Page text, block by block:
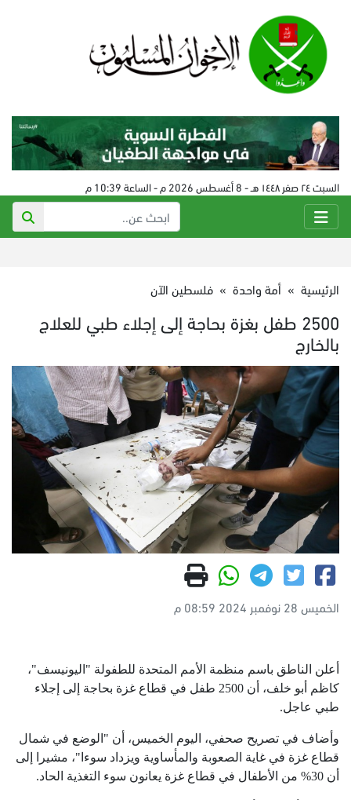
السبت ٢٤ صفر ١٤٤٨ هـ - 8 أغسطس 2026 م - الساعة 10:39 م
الرئيسية » أمة واحدة » فلسطين الآن
2500 طفل بغزة بحاجة إلى إجلاء طبي للعلاج
بالخارج
الخميس 28 نوفمبر 2024 08:59 م
أعلن الناطق باسم منظمة الأمم المتحدة للطفولة "اليونيسف"،
كاظم أبو خلف، أن 2500 طفل في قطاع غزة بحاجة إلى إجلاء
طبي عاجل.
وأضاف في تصريح صحفي، اليوم الخميس، أن "الوضع في شمال
قطاع غزة في غاية الصعوبة والمأساوية ويزداد سوءا"، مشيرا إلى
أن 30% من الأطفال في قطاع غزة يعانون سوء التغذية الحاد.